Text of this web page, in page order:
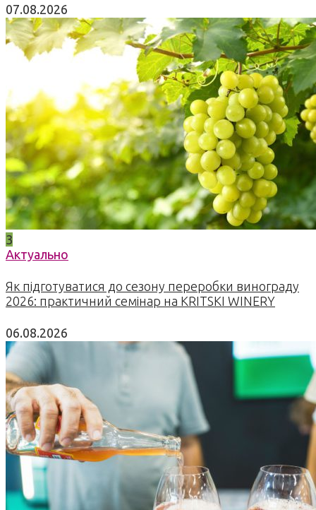
07.08.2026
3
Актуально
Як підготуватися до сезону переробки винограду
2026: практичний семінар на KRITSKI WINERY
06.08.2026